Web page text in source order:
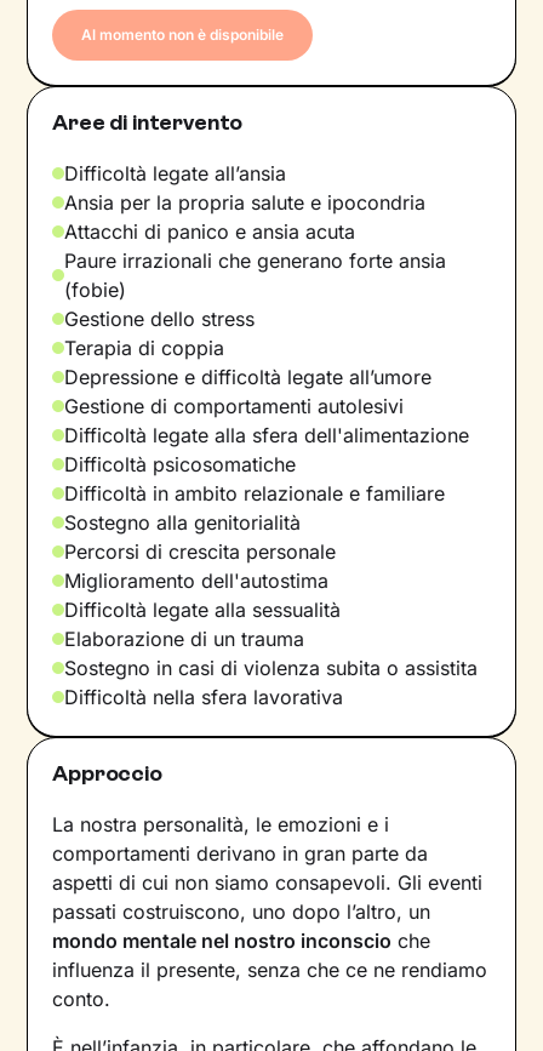
Al momento non è disponibile
Aree di intervento
Difficoltà legate all’ansia
Ansia per la propria salute e ipocondria
Attacchi di panico e ansia acuta
Paure irrazionali che generano forte ansia
(fobie)
Gestione dello stress
Terapia di coppia
Depressione e difficoltà legate all’umore
Gestione di comportamenti autolesivi
Difficoltà legate alla sfera dell'alimentazione
Difficoltà psicosomatiche
Difficoltà in ambito relazionale e familiare
Sostegno alla genitorialità
Percorsi di crescita personale
Miglioramento dell'autostima
Difficoltà legate alla sessualità
Elaborazione di un trauma
Sostegno in casi di violenza subita o assistita
Difficoltà nella sfera lavorativa
Approccio
La nostra personalità, le emozioni e i
comportamenti derivano in gran parte da
aspetti di cui non siamo consapevoli. Gli eventi
passati costruiscono, uno dopo l’altro, un
mondo mentale nel nostro inconscio che
influenza il presente, senza che ce ne rendiamo
conto.